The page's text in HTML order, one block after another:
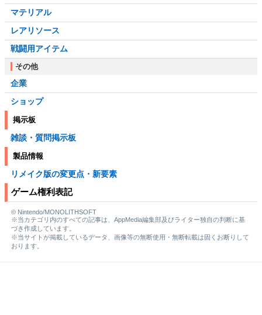
マテリアル
レアリソース
戦闘用アイテム
その他
企業
ショップ
掲示板
雑談・質問掲示板
製品情報
リメイク版の変更点・新要素
ゲーム権利表記
© Nintendo/MONOLITHSOFT
※当カテゴリ内のすべての記事は、AppMedia編集部及びライター独自の判断に基
づき作成しています。
※当サイトが掲載しているデータ、画像等の無断使用・無断転載は固くお断りして
おります。